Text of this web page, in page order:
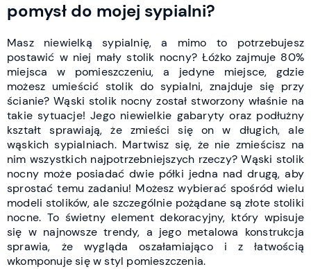
pomysł do mojej sypialni?
Masz niewielką sypialnię, a mimo to potrzebujesz
postawić w niej mały stolik nocny? Łóżko zajmuje 80%
miejsca w pomieszczeniu, a jedyne miejsce, gdzie
możesz umieścić stolik do sypialni, znajduje się przy
ścianie? Wąski stolik nocny został stworzony właśnie na
takie sytuacje! Jego niewielkie gabaryty oraz podłużny
kształt sprawiają, że zmieści się on w długich, ale
wąskich sypialniach. Martwisz się, że nie zmieścisz na
nim wszystkich najpotrzebniejszych rzeczy? Wąski stolik
nocny może posiadać dwie półki jedna nad drugą, aby
sprostać temu zadaniu! Możesz wybierać spośród wielu
modeli stolików, ale szczególnie pożądane są złote stoliki
nocne. To świetny element dekoracyjny, który wpisuje
się w najnowsze trendy, a jego metalowa konstrukcja
sprawia, że wygląda oszałamiająco i z łatwością
wkomponuje się w styl pomieszczenia.